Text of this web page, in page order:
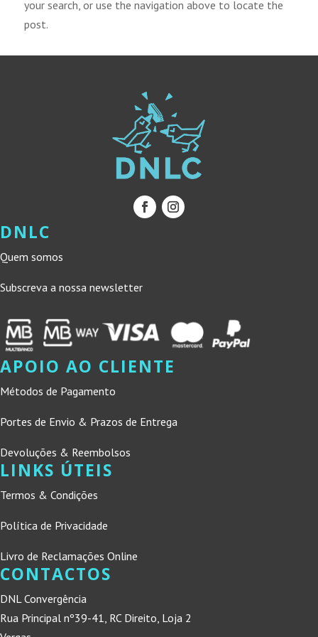
your search, or use the navigation above to locate the
post.
DNLC
Quem somos
Subscreva a nossa newsletter
APOIO AO CLIENTE
Métodos de Pagamento
Portes de Envio & Prazos de Entrega
Devoluções & Reembolsos
LINKS ÚTEIS
Termos & Condições
Política de Privacidade
Livro de Reclamações Online
CONTACTOS
DNL Convergência
Rua Principal nº39-41, RC Direito, Loja 2